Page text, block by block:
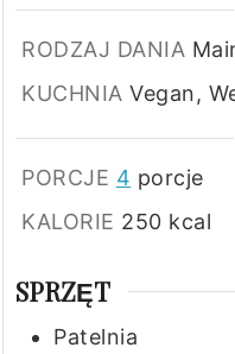
RODZAJ DANIA
KUCHNIAVegan,
PORCJE 4 porcje
KALORIE 250 kcal
SPRZĘT
Patelnia